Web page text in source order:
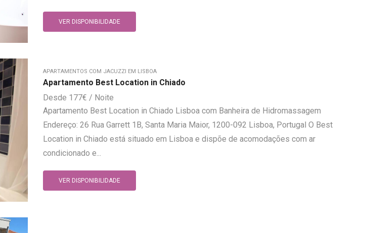
VER DISPONIBILIDADE
APARTAMENTOS COM JACUZZI EM LISBOA
Apartamento Best Location in Chiado
177€
Apartamento Best Location in Chiado Lisboa com Banheira de Hidromassagem
Endereço: 26 Rua Garrett 1B, Santa Maria Maior, 1200-092 Lisboa, Portugal O Best
Location in Chiado está situado em Lisboa e dispõe de acomodações com ar
condicionado e...
VER DISPONIBILIDADE